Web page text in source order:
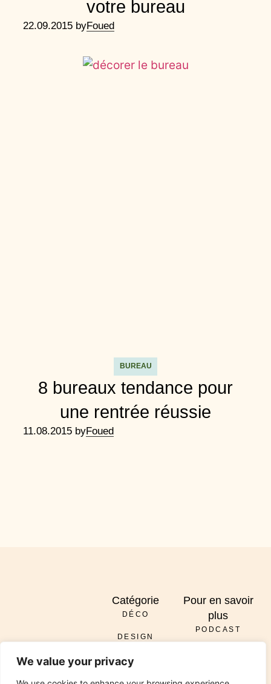
We value your privacy
votre bureau
22.09.2015 byFoued
BUREAU
8 bureaux tendance pour
une rentrée réussie
11.08.2015 byFoued
Catégorie
DÉCO
DESIGN
DIY
RÉNOVATION
Pour en savoir
plus
PODCAST